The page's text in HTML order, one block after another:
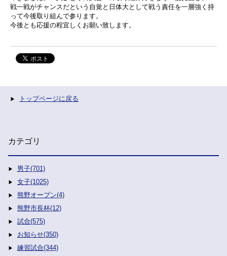
戦一戦がチャンスだという自覚と日体大として戦う責任を一層強く持
って今後取り組んで参ります。
今後とも応援の程宜しくお願い致します。
トップページに戻る
カテゴリ
男子(701)
女子(1025)
熊野オープン(4)
熊野市長杯(12)
試合(575)
お知らせ(350)
練習試合(344)